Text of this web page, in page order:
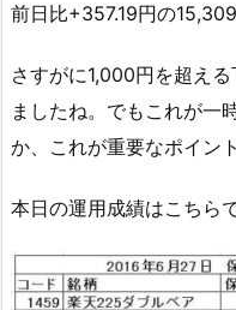
前日比+357.19円の
さすがに1,000円を超え
ましたね。でもこれが一
か、これが重要なポイン
本日の運用成績はこちらで